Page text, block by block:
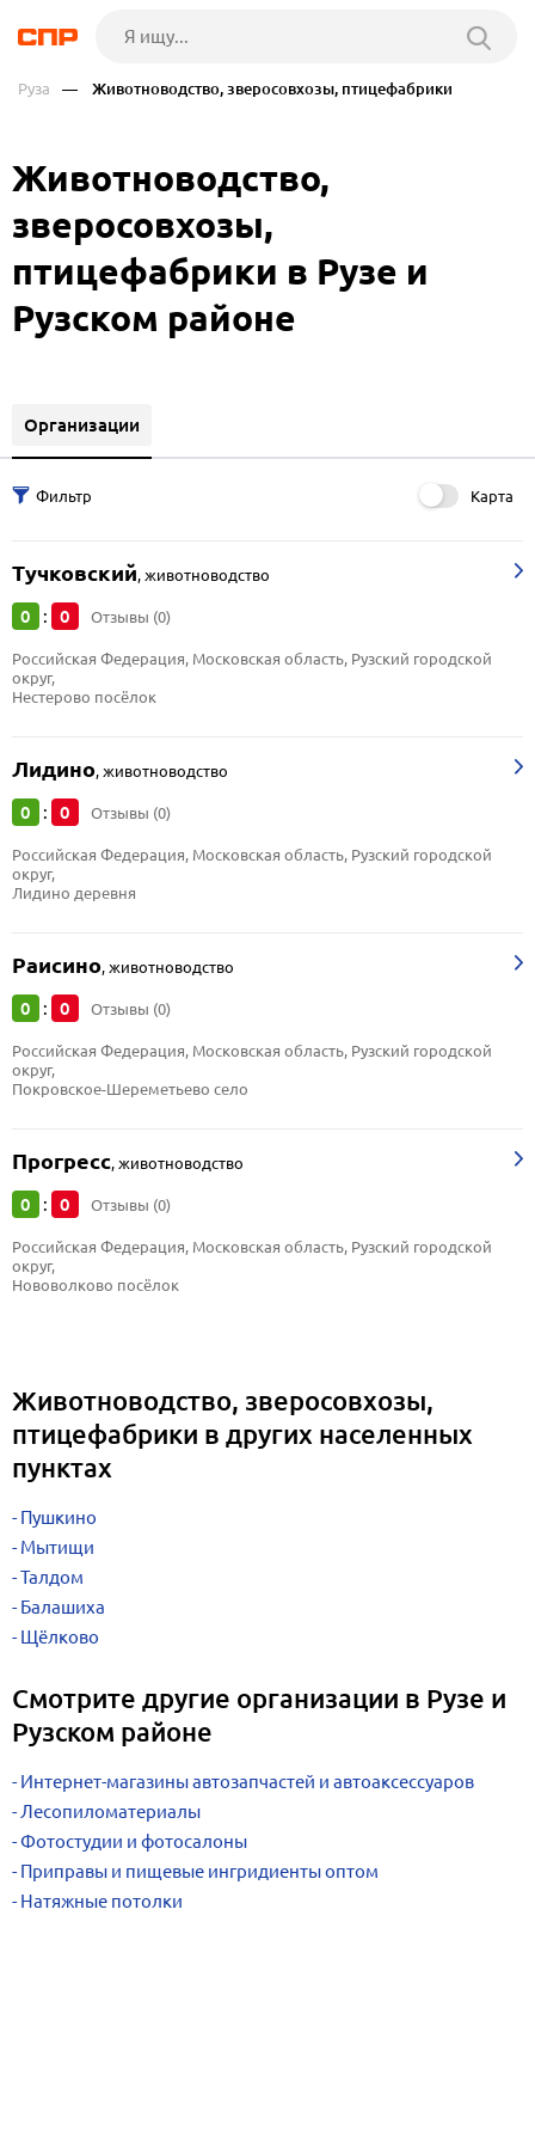
Руза — Животноводство, зверосовхозы, птицефабрики
Животноводство,
зверосовхозы,
птицефабрики в Рузе и
Рузском районе
Организации
Карта
Тучковский,животноводство
0 : 0 Отзывы (0)
Российская Федерация, Московская область, Рузский городской
округ,
Нестерово посёлок
Лидино,животноводство
0 : 0 Отзывы (0)
Российская Федерация, Московская область, Рузский городской
округ,
Лидино деревня
Раисино,животноводство
0 : 0 Отзывы (0)
Российская Федерация, Московская область, Рузский городской
округ,
Покровское-Шереметьево село
Прогресс,животноводство
0 : 0 Отзывы (0)
Российская Федерация, Московская область, Рузский городской
округ,
Нововолково посёлок
Животноводство, зверосовхозы,
птицефабрики в других населенных
пунктах
Пушкино
Мытищи
Талдом
Балашиха
Щёлково
Смотрите другие организации в Рузе и
Рузском районе
Интернет-магазины автозапчастей и автоаксессуаров
Лесопиломатериалы
Фотостудии и фотосалоны
Приправы и пищевые ингридиенты оптом
Натяжные потолки